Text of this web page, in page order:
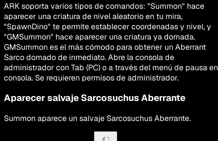
ARK soporta varios tipos de comandos: "Summon" hace
aparecer una criatura de nivel aleatorio en tu mira,
"SpawnDino" te permite establecer coordenadas y nivel, y
"GMSummon" hace aparecer una criatura ya domada.
GMSummon es el más cómodo para obtener un Aberrant
Sarco domado de inmediato. Abre la consola de
administrador con Tab (PC) o a través del menú de pausa en
consola. Se requieren permisos de administrador.
Aparecer salvaje Sarcosuchus Aberrante
Summon aparece un salvaje Sarcosuchus Aberrante.